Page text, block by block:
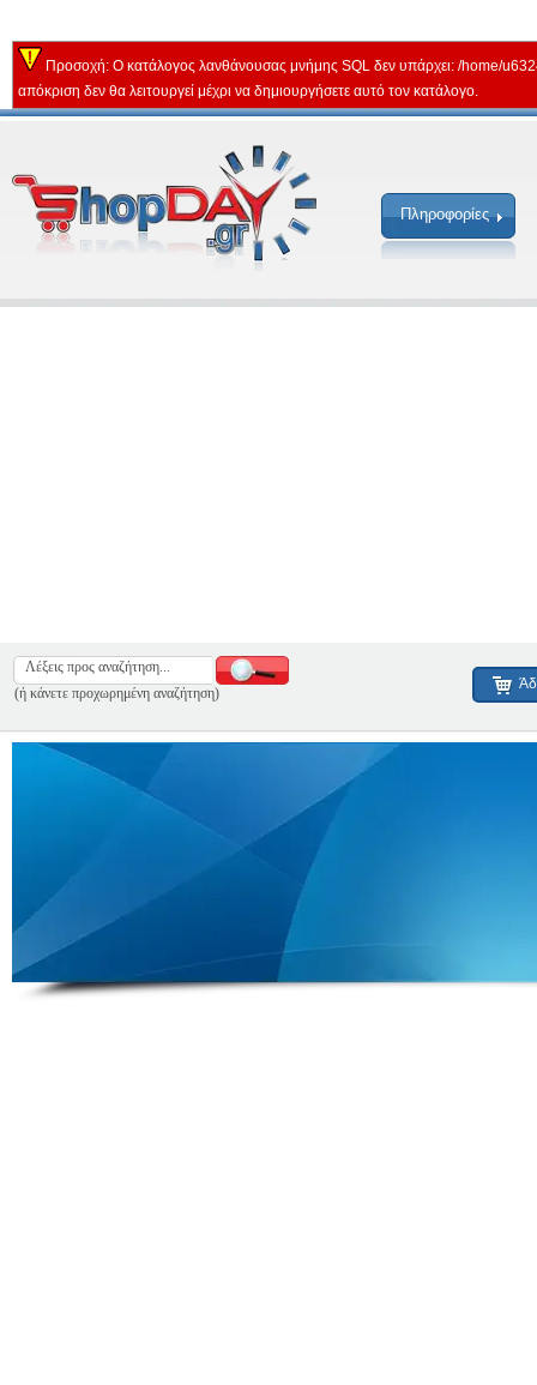
Προσοχή: Ο κατάλογος λανθάνουσας μνήμης SQL δεν υπάρχει: /home/
απόκριση δεν θα λειτουργεί μέχρι να δημιουργήσετε αυτό τον κατάλογο.
Πληροφορίες
(ή κάνετε προχωρημένη αναζήτηση)